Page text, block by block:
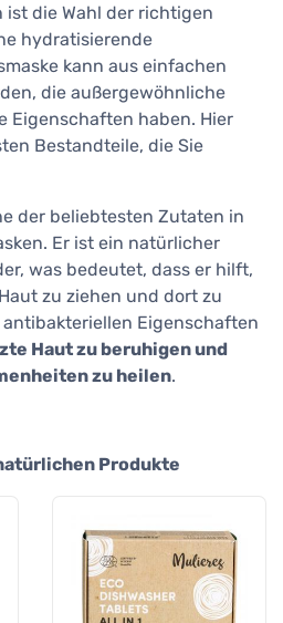
ist die Wahl der richtigen
hydratisierende
kann aus einfachen
die außergewöhnliche
Eigenschaften haben. Hier
Bestandteile, die Sie
der beliebtesten Zutaten in
Er ist ein natürlicher
was bedeutet, dass er hilft,
zu ziehen und dort zu
antibakteriellen Eigenschaften
Haut zu beruhigen und
zu heilen.
Produkte